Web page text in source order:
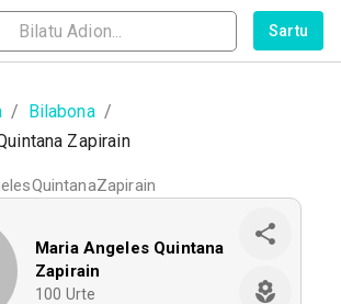
Sartu
/ Bilabona /
Zapirain
Maria Angeles Quintana
Zapirain
100 Urte